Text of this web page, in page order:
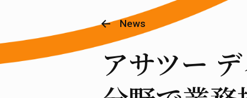
News
アサツー